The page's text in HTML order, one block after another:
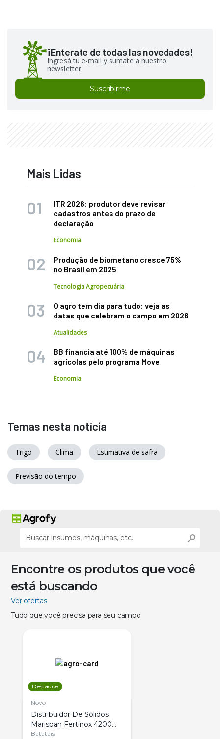
¡Enterate de todas las novedades!
Ingresá tu e-mail y sumate a nuestro
newsletter
Suscribirme
Mais Lidas
ITR 2026: produtor deve revisar
cadastros antes do prazo de
declaração
Economia
Produção de biometano cresce 75%
no Brasil em 2025
Tecnologia Agropecuária
O agro tem dia para tudo: veja as
datas que celebram o campo em 2026
Atualidades
BB financia até 100% de máquinas
agrícolas pelo programa Move
Economia
Temas nesta notícia
Trigo Clima Estimativa de safra
Previsão do tempo
Encontre os produtos que você
está buscando
Ver ofertas
Tudo que você precisa para seu campo
Destaque
Novo
Distribuidor De Sólidos
Marispan Fertinox 4200
Citrus
Batatais